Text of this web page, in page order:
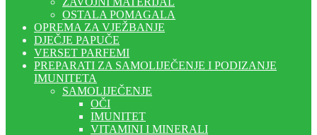
OSTALA POMAGALA
OPREMA ZA VJEŽBANJE
DJEČJE PAPUČE
VERSET PARFEMI
PREPARATI ZA SAMOLIJEČENJE I PODIZANJE
IMUNITETA
SAMOLIJEČENJE
OČI
IMUNITET
VITAMINI I MINERALI